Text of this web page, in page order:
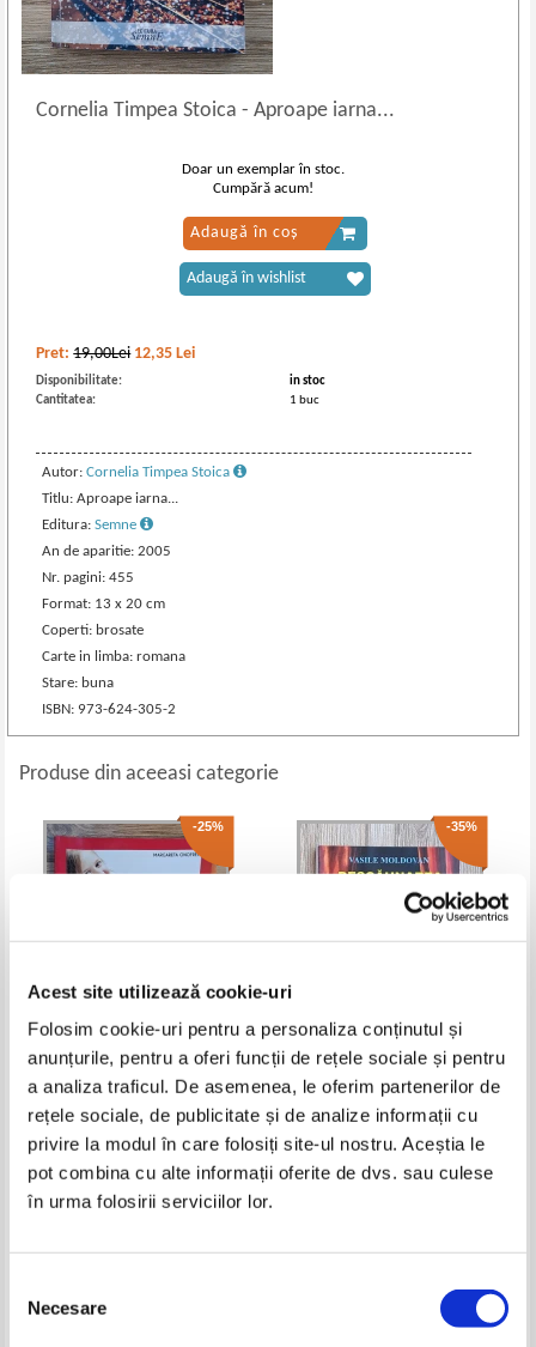
Acest site utilizează cookie-uri
Folosim cookie-uri pentru a personaliza conținutul și
anunțurile, pentru a oferi funcții de rețele sociale și pentru
a analiza traficul. De asemenea, le oferim partenerilor de
rețele sociale, de publicitate și de analize informații cu
privire la modul în care folosiți site-ul nostru. Aceștia le
pot combina cu alte informații oferite de dvs. sau culese
în urma folosirii serviciilor lor.
consimțământului
Necesare
Cornelia Timpea Stoica- Aproape iarna...
Pret:19,00Lei 12,35 Lei
Disponibilitate:
in stoc
Cantitatea:
1 buc
Autor:Cornelia Timpea Stoica
Titlu: Aproape iarna...
Editura:Semne
An de aparitie: 2005
Nr. pagini: 455
Format: 13 x 20 cm
Coperti: brosate
Carte in limba: romana
Stare: buna
ISBN: 973-624-305-2
Doar un exemplar în stoc.
Cumpără acum!
Adaugă în coș
Adaugă în wishlist
Produse din aceeasi categorie
-25%
Margareta Onofrei -
21,00Lei 15,75
Adaugă în coș
-35%
Vasile Moldovan - Descaunarea
Lei
Adaugă în coș